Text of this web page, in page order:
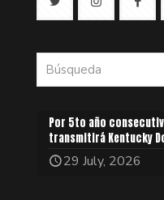
Por 5to año
transmitirá Kentucky
29 July, 2026